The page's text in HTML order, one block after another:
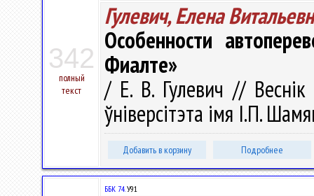
342
полный
текст
Гулевич, Елена
Особенности
Фиалте»
/ Е. В. Гулевич // Веснік
ўніверсітэта імя І.П.
Добавить в корзину Подробнее
ББК 74.У91